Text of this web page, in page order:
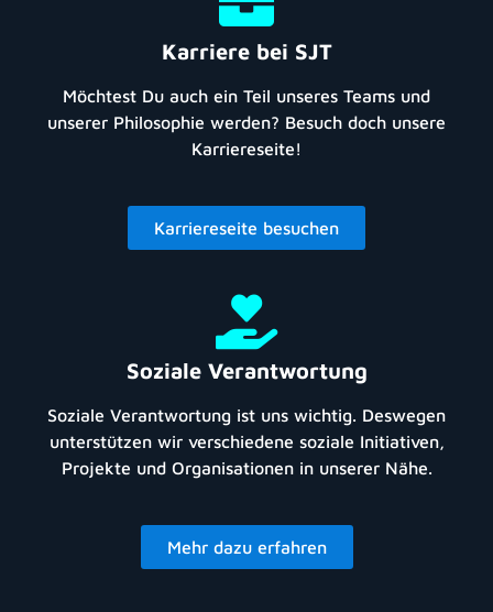
Karriere bei SJT
Möchtest Du auch ein Teil unseres Teams und
unserer Philosophie werden? Besuch doch unsere
Karriereseite!
Karriereseite besuchen
Soziale Verantwortung
Soziale Verantwortung ist uns wichtig. Deswegen
unterstützen wir verschiedene soziale Initiativen,
Projekte und Organisationen in unserer Nähe.
Mehr dazu erfahren